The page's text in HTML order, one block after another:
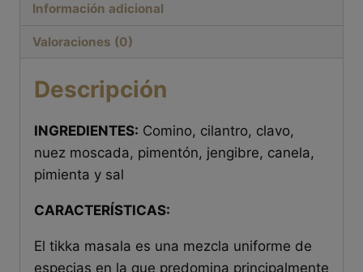
Información adicional
Valoraciones (0)
Descripción
INGREDIENTES: Comino, cilantro, clavo,
nuez moscada, pimentón, jengibre, canela,
pimienta y sal
CARACTERÍSTICAS:
El tikka masala es una mezcla uniforme de
especias en la que predomina principalmente